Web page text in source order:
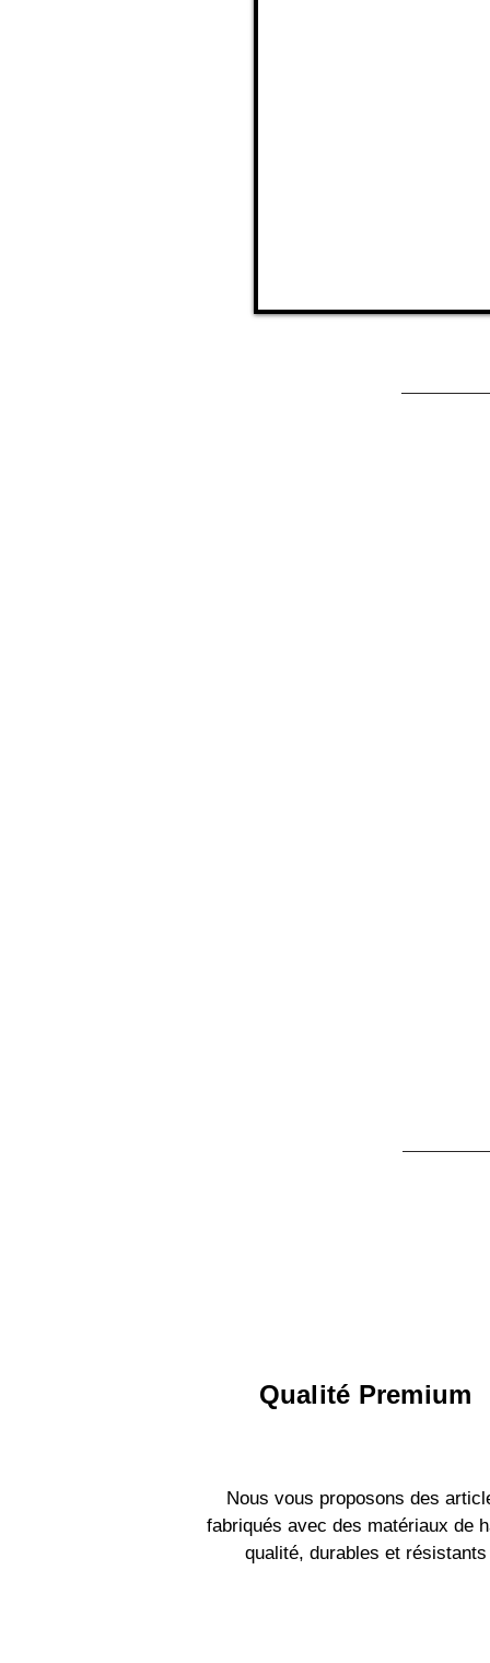
Qualité Premium
Nous vous proposons des
fabriqués avec des matériaux de
qualité, durables et résistants